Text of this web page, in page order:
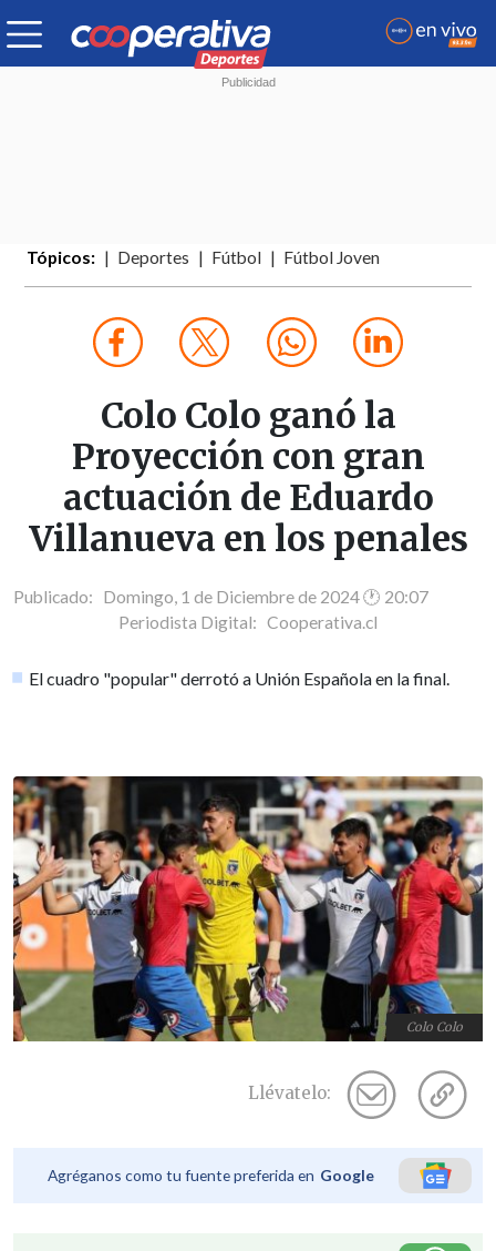
Tópicos: Deportes Fútbol Fútbol Joven
Colo Colo ganó la
Proyección con gran
actuación de Eduardo
Villanueva en los penales
Publicado: Domingo, 1 de Diciembre de 2024 🕐 20:07
Periodista Digital: Cooperativa.cl
El cuadro "popular" derrotó a Unión Española en la final.
Colo Colo
Llévatelo:
Agréganos como tu fuente preferida en Google